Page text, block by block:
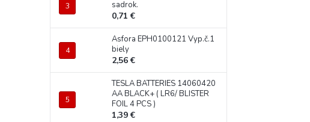
sadrok.
0,71 €
Asfora EPH0100121 Vyp.č.1
biely
2,56 €
TESLA BATTERIES 14060420
AA BLACK+ ( LR6/ BLISTER
FOIL 4 PCS )
1,39 €